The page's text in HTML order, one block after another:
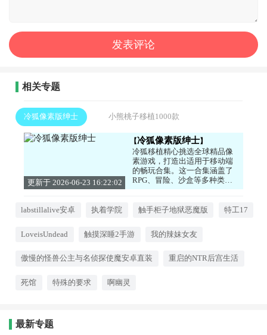
相关专题
冷狐像素版绅士 小熊桃子移植1000款
更新于 2026-06-23 16:22:02
冷狐像素版绅士
冷狐移植精心挑选全球精品像
素游戏，打造出适用于移动端
的畅玩合集。这一合集涵盖了
RPG、冒险、沙盒等多种类型
的杰出作品。 所有游戏均经过
问题。同时，合集内置作弊菜
包。从充满怀旧情怀的经典之
冷狐凭借极致的移植技术，让
labstillalive安卓 执着学院 触手柜子地狱恶魔版 特工17
LoveisUndead 触摸深睡2手游 我的辣妹女友
傲慢的怪兽公主与名侦探使魔安卓直装 重启的NTR后宫生活
死馆 特殊的要求 啊幽灵
最新专题